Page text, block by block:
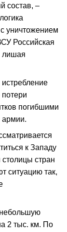
состав, –
уничтожением
Российская
лишая
погибшими
армии.
к Западу
стран
ситуацию так,
2 тыс. км. По